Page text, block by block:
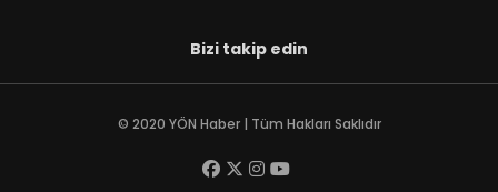
Bizi takip edin
© 2020 YÖN Haber | Tüm Hakları Saklıdır